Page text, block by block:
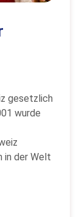
gesetzlich
wurde
in der Welt